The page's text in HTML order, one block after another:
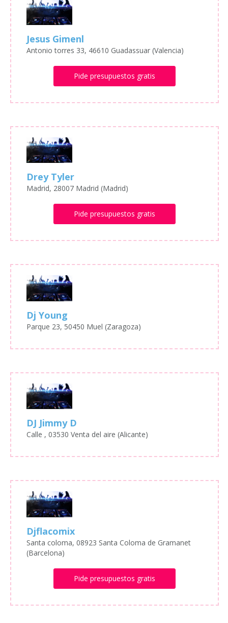
Jesus Gimenl
Antonio torres 33, 46610 Guadassuar (Valencia)
Pide presupuestos gratis
Drey Tyler
Madrid, 28007 Madrid (Madrid)
Pide presupuestos gratis
Dj Young
Parque 23, 50450 Muel (Zaragoza)
DJ Jimmy D
Calle , 03530 Venta del aire (Alicante)
Djflacomix
Santa coloma, 08923 Santa Coloma de Gramanet
(Barcelona)
Pide presupuestos gratis